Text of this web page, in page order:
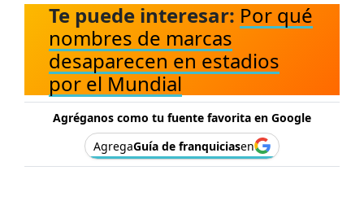
Te puede interesar: Por qué
nombres de marcas
desaparecen en estadios
por el Mundial
Agréganos como tu fuente favorita en Google
AgregaGuía de franquiciasen